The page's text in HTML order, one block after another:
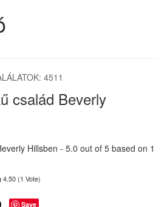
4511
család Beverly
Hillsben - 5.0 out of 5 based on 1
4.50 (1 Vote)
Save